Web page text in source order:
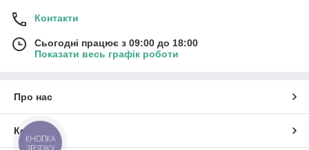
Контакти
Сьогодні працює з 09:00 до 18:00
Показати весь графік роботи
Про нас
Контакти
КНОПКА